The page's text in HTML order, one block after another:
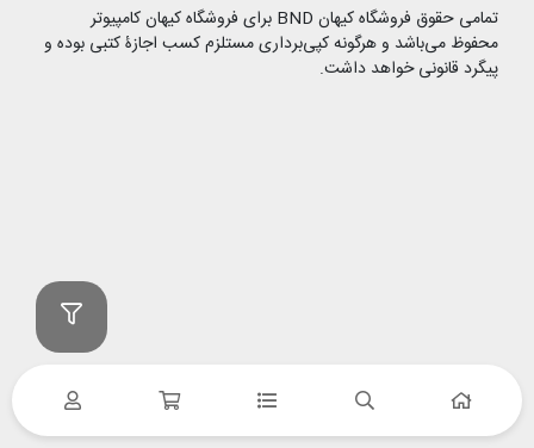
تمامی حقوق فروشگاه کیهان BND برای فروشگاه کیهان کامپیوتر
محفوظ می‌باشد و هرگونه کپی‌برداری مستلزم کسب اجازۀ کتبی بوده و
پیگرد قانونی خواهد داشت.